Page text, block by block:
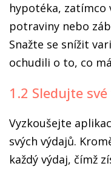
hypotéka, zatímco
potraviny nebo
Snažte se snížit
ochudili o to, co
1.2 Sledujte
Vyzkoušejte
svých výdajů.
každý výdaj, čímž